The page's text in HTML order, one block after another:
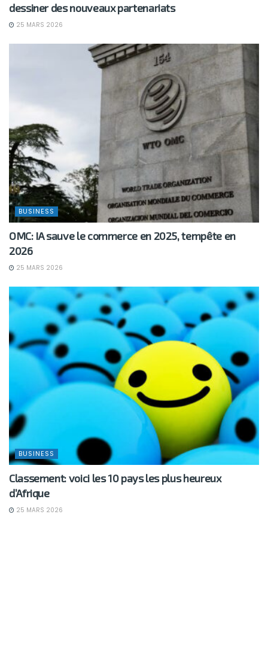
dessiner des nouveaux partenariats
25 MARS 2026
BUSINESS
OMC: IA sauve le commerce en 2025, tempête en
2026
25 MARS 2026
BUSINESS
Classement: voici les 10 pays les plus heureux
d’Afrique
25 MARS 2026